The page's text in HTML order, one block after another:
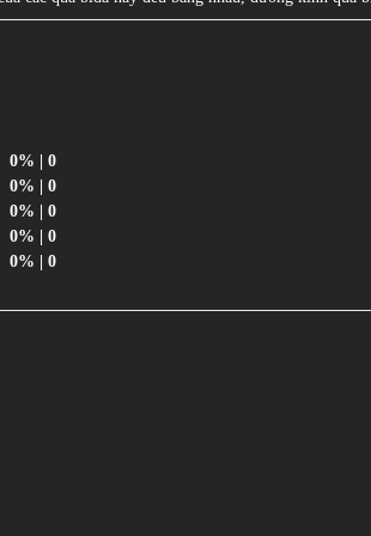
0% | 0
0% | 0
0% | 0
0% | 0
0% | 0